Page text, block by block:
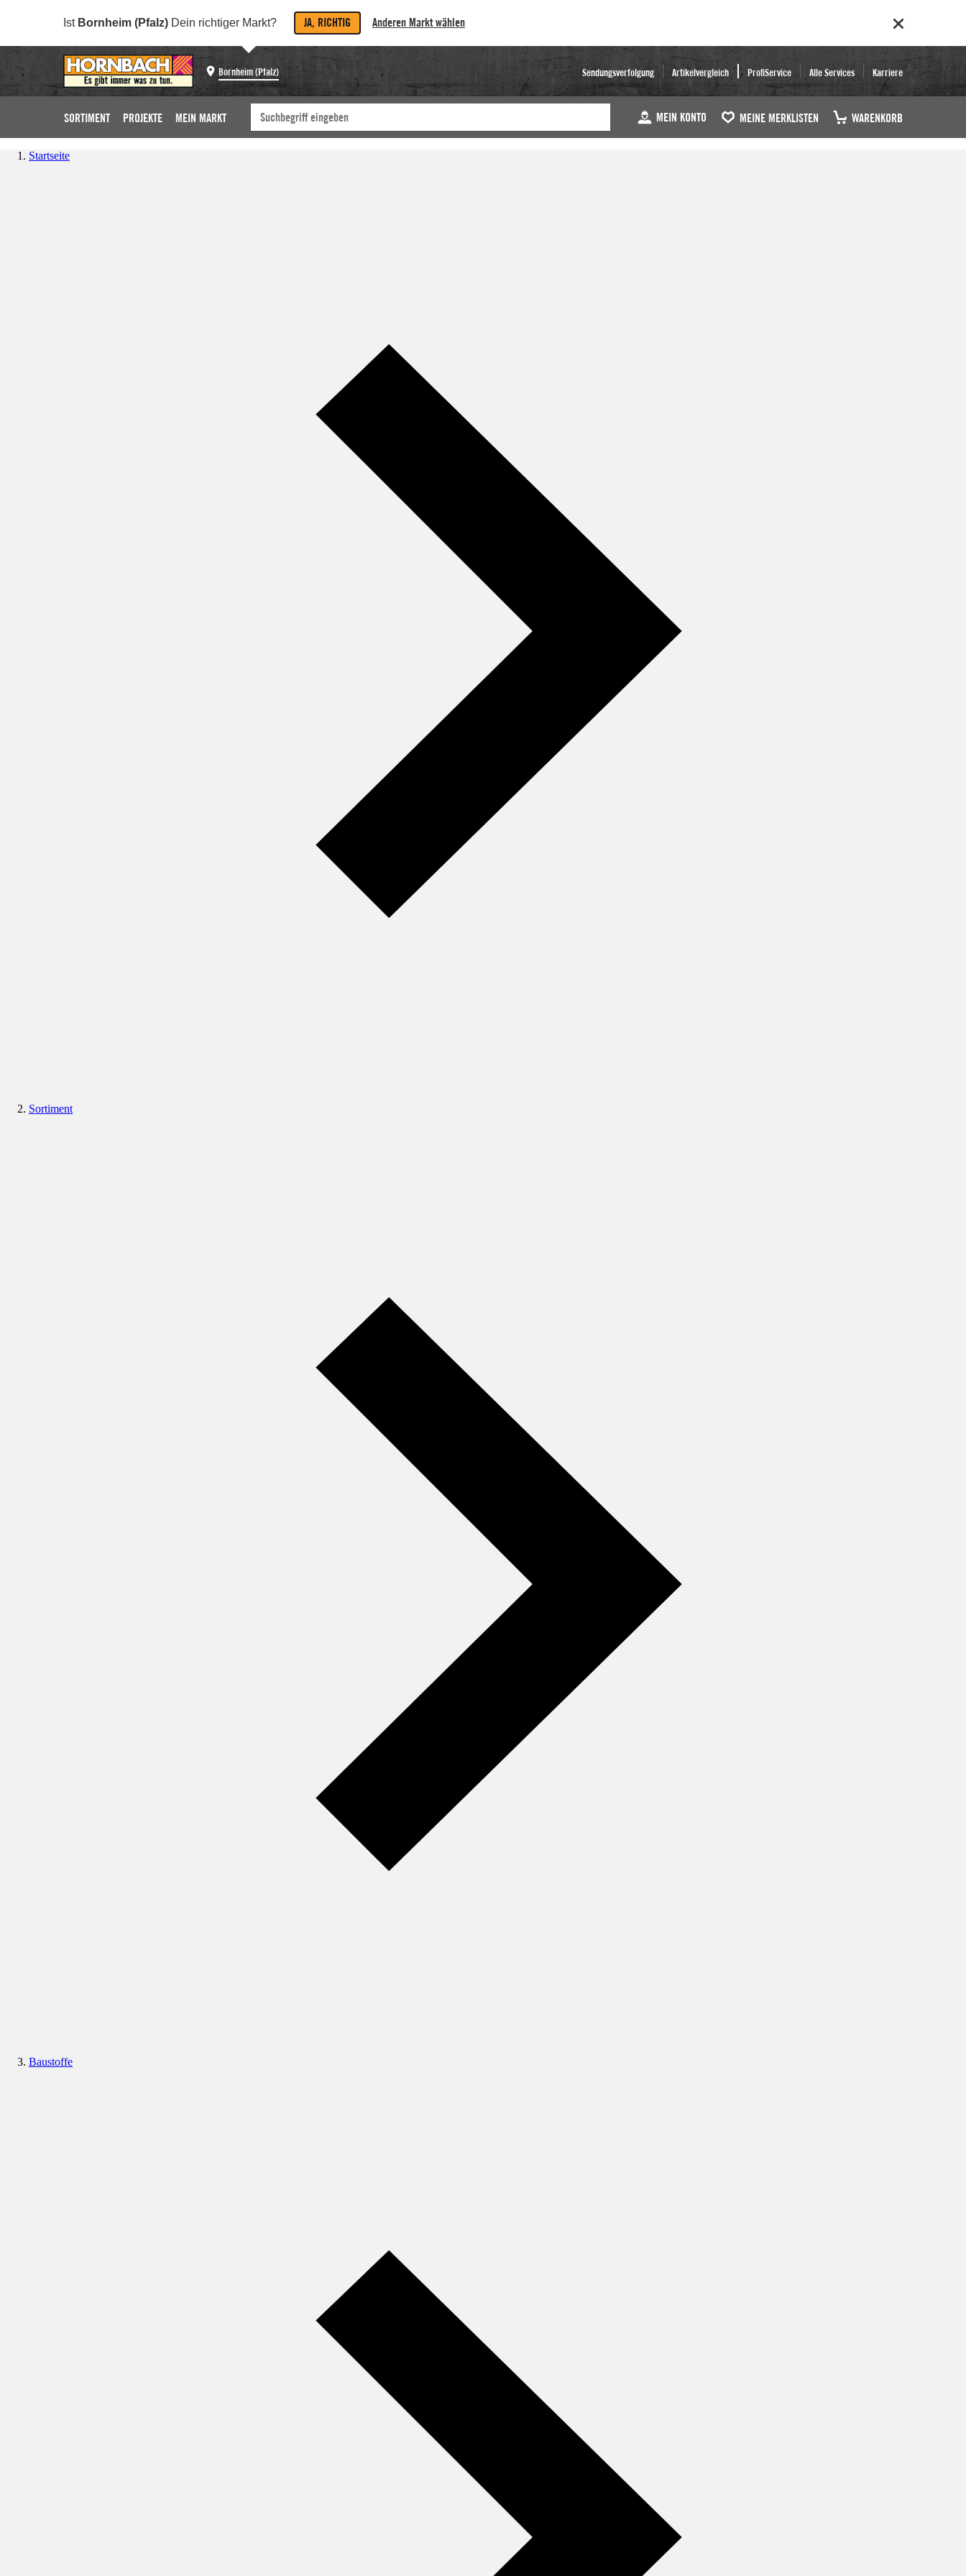
Ist Bornheim (Pfalz) Dein richtiger Markt? JA, RICHTIG Anderen Markt wählen
Bornheim (Pfalz) Sendungsverfolgung Artikelvergleich ProfiService Alle Services Karriere
SORTIMENT PROJEKTE MEIN MARKT MEIN KONTO MEINE MERKLISTEN WARENKORB
Startseite
Sortiment
Baustoffe